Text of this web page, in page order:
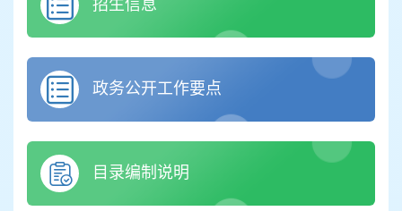
招生信息
政务公开工作要点
目录编制说明